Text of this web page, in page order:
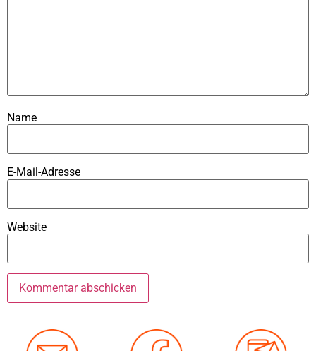
Name
E-Mail-Adresse
Website